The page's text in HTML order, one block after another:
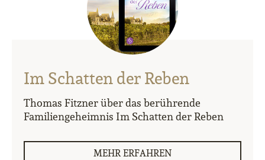
Im Schatten der Reben
Thomas Fitzner über das berührende
Familiengeheimnis Im Schatten der Reben
MEHR ERFAHREN